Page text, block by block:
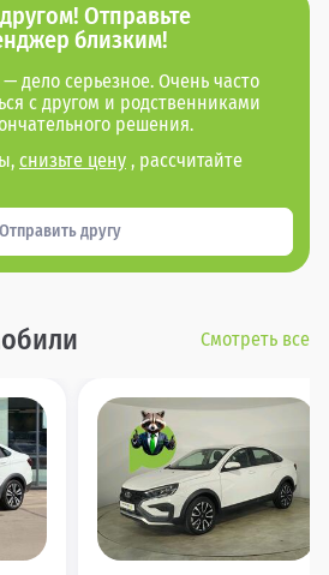
Отправьте
близким!
дело серьезное. Очень часто
с другом и родственниками
решения.
снизьте цену , рассчитайте
Отправить другу
Смотреть все